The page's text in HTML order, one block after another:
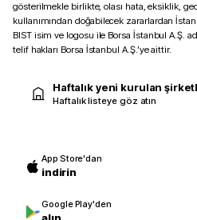
gösterilmekle birlikte, olası hata, eksiklik,
kullanımından doğabilecek zararlardan
BIST isim ve logosu ile Borsa İstanbul A.Ş.
telif hakları Borsa İstanbul A.Ş.’ye aittir.
Haftalık yeni kurulan
Haftalık listeye göz atın
App Store'dan
indirin
Google Play'den